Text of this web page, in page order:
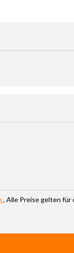
oder benutze die
. Alle Preise gelten